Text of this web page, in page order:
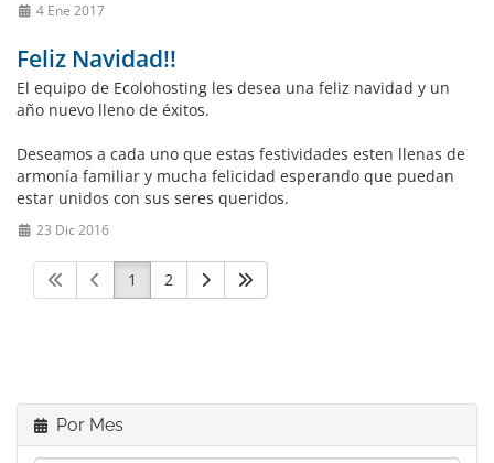
4 Ene 2017
Feliz Navidad!!
El equipo de Ecolohosting les desea una feliz navidad y un
año nuevo lleno de éxitos.
Deseamos a cada uno que estas festividades esten llenas de
armonía familiar y mucha felicidad esperando que puedan
estar unidos con sus seres queridos.
23 Dic 2016
1 2
Por Mes